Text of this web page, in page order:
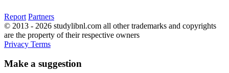
Report Partners
© 2013 - 2026 studylibnl.com all other trademarks and copyrights
are the property of their respective owners
Privacy Terms
Make a suggestion